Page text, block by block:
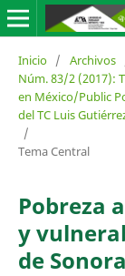
Inicio / Archivos
Núm. 83/2 (2017):
en México/Public
del TC Luis
/
Tema Central
Pobreza
y
de